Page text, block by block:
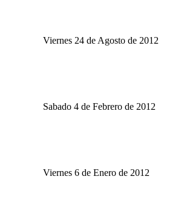
Viernes 24 de Agosto de 2012
Sabado 4 de Febrero de 2012
Viernes 6 de Enero de 2012